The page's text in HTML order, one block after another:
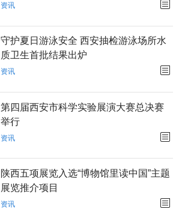
资讯
守护夏日游泳安全 西安抽检游泳场所水
质卫生首批结果出炉
资讯
第四届西安市科学实验展演大赛总决赛
举行
资讯
陕西五项展览入选“博物馆里读中国”主题
展览推介项目
资讯